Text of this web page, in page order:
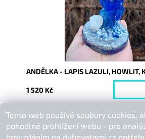
ANDĚLKA - LAPIS LAZULI, HOWLIT,
1 520 Kč
Buďte první, kdo napíše příspěvek k
Přidat komentář
Tento web používá soubory cookies,
pohodlné prohlížení webu - pro
brouzdáním na duhovatami.cz